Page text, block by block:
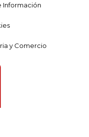
Información
y Comercio